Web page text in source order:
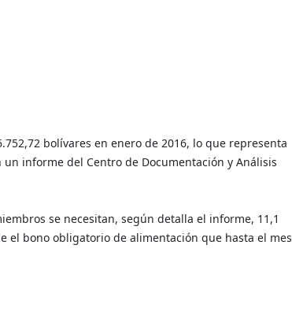
bolívares en enero de 2016, lo que representa
informe del Centro de Documentación y Análisis
se necesitan, según detalla el informe, 11,1
el bono obligatorio de alimentación que hasta el mes